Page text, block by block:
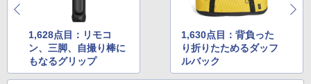
1,628点目：リモコ
ン、三脚、自撮り棒に
もなるグリップ
1,630点目：背負った
り折りたためるダッフ
ルバック